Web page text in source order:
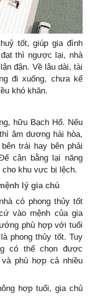
tốt, giúp gia đình
thì ngược lại, nhà
đận. Về lâu dài, tài
đi xuống, chưa kể
khó khăn.
hữu Bạch Hổ. Nếu
âm dương hài hòa,
trái hay bên phải
cân bằng lại năng
khu vực bị lệch.
lý gia chủ
có phong thủy tốt
vào mệnh của gia
phù hợp với tuổi
phong thủy tốt. Tuy
có thể chọn được
phù hợp cả nhiều
hợp tuổi, gia chủ